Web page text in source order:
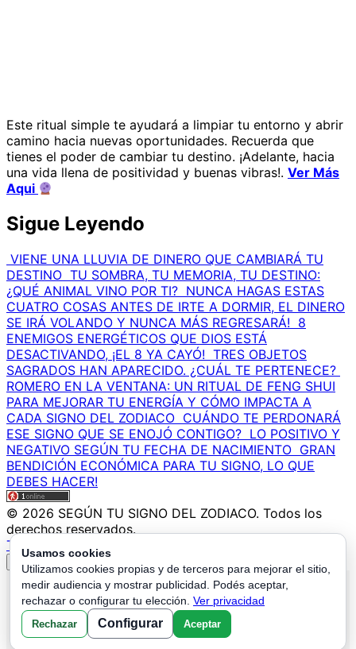
Este ritual simple te ayudará a limpiar tu entorno y abrir
camino hacia nuevas oportunidades. Recuerda que
tienes el poder de cambiar tu destino. ¡Adelante, hacia
una vida llena de positividad y buenas vibras!. Ver Más
Aqui
Sigue Leyendo
VIENE UNA LLUVIA DE DINERO QUE CAMBIARÁ TU
DESTINO TU SOMBRA, TU MEMORIA, TU DESTINO:
¿QUÉ ANIMAL VINO POR TI? NUNCA HAGAS ESTAS
CUATRO COSAS ANTES DE IRTE A DORMIR, EL DINERO
SE IRÁ VOLANDO Y NUNCA MÁS REGRESARÁ! 8
ENEMIGOS ENERGÉTICOS QUE DIOS ESTÁ
DESACTIVANDO, ¡EL 8 YA CAYÓ! TRES OBJETOS
SAGRADOS HAN APARECIDO. ¿CUÁL TE PERTENECE?
ROMERO EN LA VENTANA: UN RITUAL DE FENG SHUI
PARA MEJORAR TU ENERGÍA Y CÓMO IMPACTA A
CADA SIGNO DEL ZODIACO CUÁNDO TE PERDONARÁ
ESE SIGNO QUE SE ENOJÓ CONTIGO? LO POSITIVO Y
NEGATIVO SEGÚN TU FECHA DE NACIMIENTO GRAN
BENDICIÓN ECONÓMICA PARA TU SIGNO, LO QUE
DEBES HACER!
© 2026 SEGÚN TU SIGNO DEL ZODIACO. Todos los
derechos reservados.
TU LECTURA AQUI
Política de Privacidad
Configurar
Cookies
| Términos y Condiciones | Contacto
Nosotros
Aviso Legal
Usamos cookies
Utilizamos cookies propias y de terceros para mejorar el sitio,
medir audiencia y mostrar publicidad. Podés aceptar,
rechazar o configurar tu elección. Ver privacidad
Rechazar Configurar Aceptar